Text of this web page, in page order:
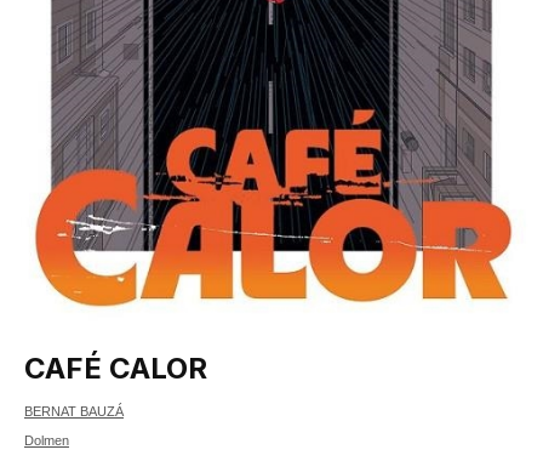
CAFÉ CALOR
BERNAT BAUZÁ
Dolmen